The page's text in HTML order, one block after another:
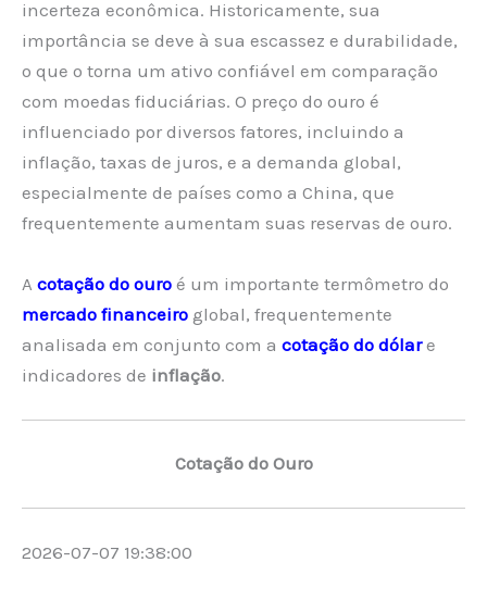
incerteza econômica. Historicamente, sua
importância se deve à sua escassez e durabilidade,
o que o torna um ativo confiável em comparação
com moedas fiduciárias. O preço do ouro é
influenciado por diversos fatores, incluindo a
inflação, taxas de juros, e a demanda global,
especialmente de países como a China, que
frequentemente aumentam suas reservas de ouro.
A cotação do ouro é um importante termômetro do
mercado financeiro global, frequentemente
analisada em conjunto com a cotação do dólare
indicadores de inflação.
Cotação do Ouro
2026-07-07 19:38:00